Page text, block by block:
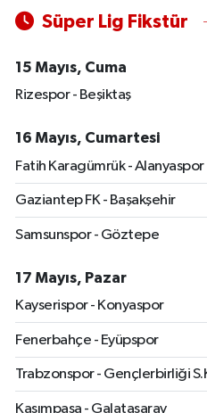
Süper Lig Fikstür
15 Mayıs, Cuma
Rizespor - Beşiktaş
16 Mayıs, Cumartesi
Fatih Karagümrük - Alanyaspor
Gaziantep FK - Başakşehir
Samsunspor - Göztepe
17 Mayıs, Pazar
Kayserispor - Konyaspor
Fenerbahçe - Eyüpspor
Trabzonspor - Gençlerbirliği
Kasımpaşa - Galatasaray